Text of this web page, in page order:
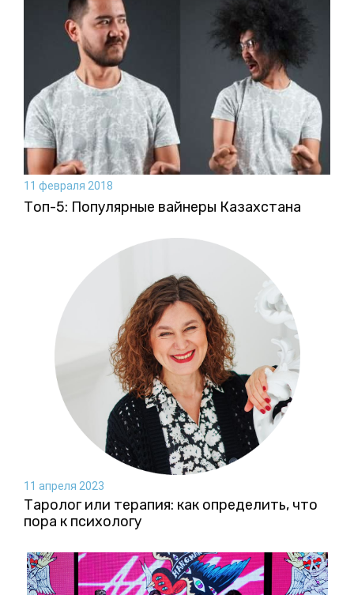
11 февраля 2018
Топ-5: Популярные вайнеры Казахстана
11 апреля 2023
Таролог или терапия: как определить, что
пора к психологу